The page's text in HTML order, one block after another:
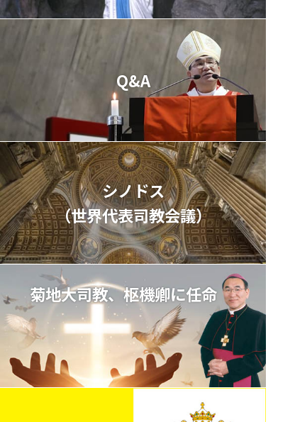
Q&A
シノドス
（世界代表司教会議）
菊地大司教、枢機卿に任命